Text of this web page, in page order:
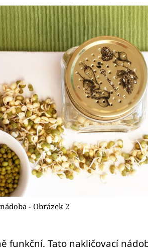
- Obrázek 2
funkční. Tato nakličovací